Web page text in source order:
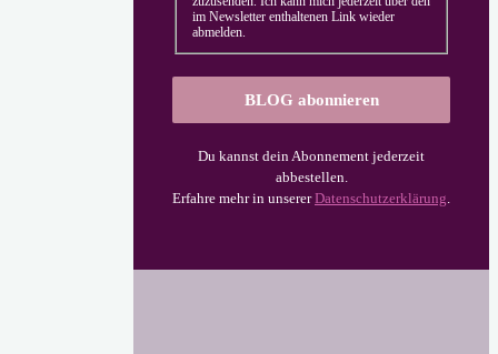
im Newsletter enthaltenen Link wieder
abmelden.
Du kannst dein Abonnement jederzeit
abbestellen.
Erfahre mehr in unsererDatenschutzerklärung.